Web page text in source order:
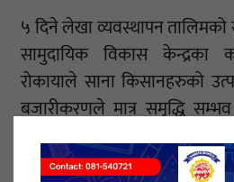
५ दिने लेखा व्यवस्थापन तालिमको
सामुदायिक विकास केन्द्रका
रोकायाले साना किसानहरुको
बजारीकरणले मात्र समृद्धि
लेखा व्यवस्थापन तालिमले
पुग्ने बताए ।